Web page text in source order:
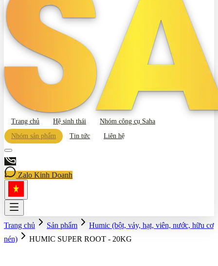
Trang chủ Hệ sinh thái
Nhóm công cụ Saha
Nhóm sản phẩm
Tin tức Liên hệ
Zalo Kinh Doanh
Trang chủ Sản phẩm
Humic (bột, vảy, hạt, viên, nước, hữu cơ
nén)
HUMIC SUPER ROOT - 20KG